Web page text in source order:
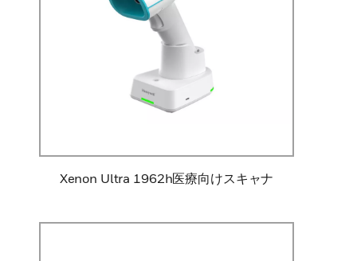
Xenon Ultra 1962h医療向けスキャナ